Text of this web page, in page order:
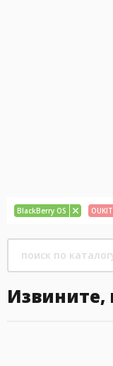
BlackBerry OS
Извините,